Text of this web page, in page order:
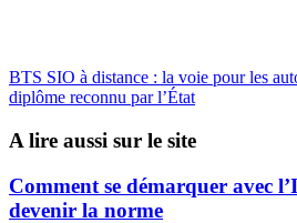
BTS SIO à distance : la voie pour les
diplôme reconnu par l’État
A lire aussi sur le site
Comment se démarquer avec
devenir la norme